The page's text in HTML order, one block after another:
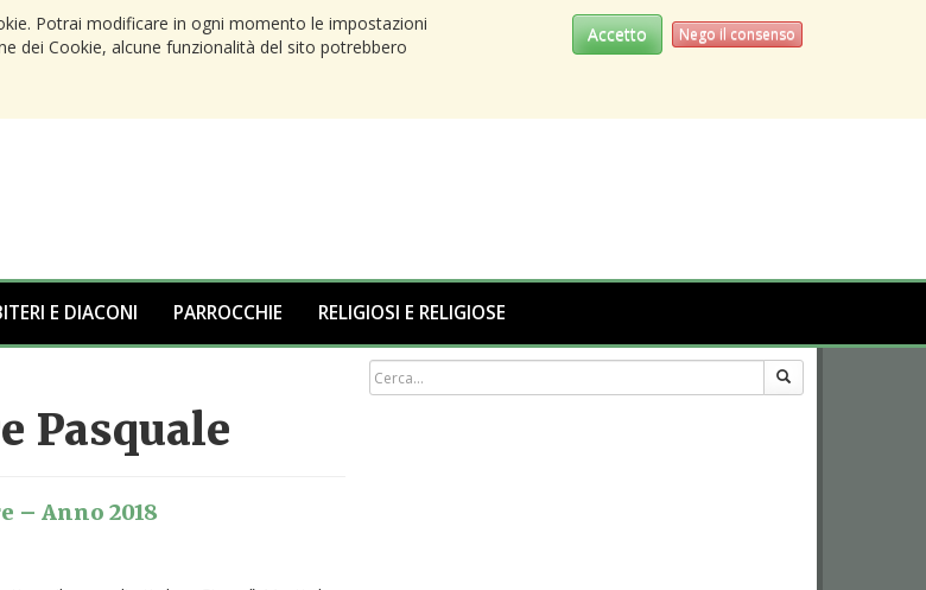
Potrai modificare in ogni momento le impostazioni
dei Cookie, alcune funzionalità del sito potrebbero
Accetto Nego il consenso
E DIACONI PARROCCHIE RELIGIOSI E RELIGIOSE
Pasquale
– Anno 2018